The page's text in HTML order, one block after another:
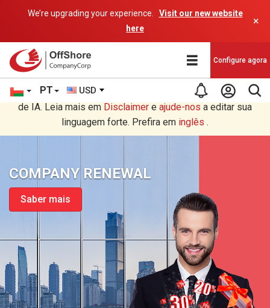
We’re upgrading your experience.
Visit our new website
here
×
PT USD
Configure agora
Você está lendo em Português tradução por um programa
de IA. Leia mais em Disclaimer e ajude-nos a editar sua
linguagem forte. Prefira em inglês .
COMPANY RENEWAL
Saber mais